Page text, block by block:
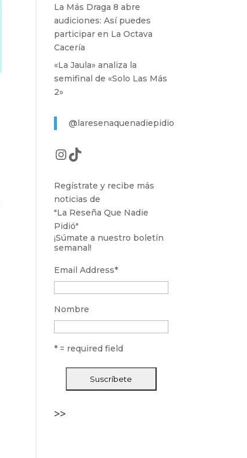
La Más Draga 8 abre
audiciones: Así puedes
participar en La Octava
Cacería
«La Jaula» analiza la
semifinal de «Solo Las Más
2»
@laresenaquenadiepidio
Instagram
TikTok
Regístrate y recibe más
noticias de
"La Reseña Que Nadie
Pidió"
¡Súmate a nuestro boletín
semanal!
Email Address*
Nombre
* = required field
>>